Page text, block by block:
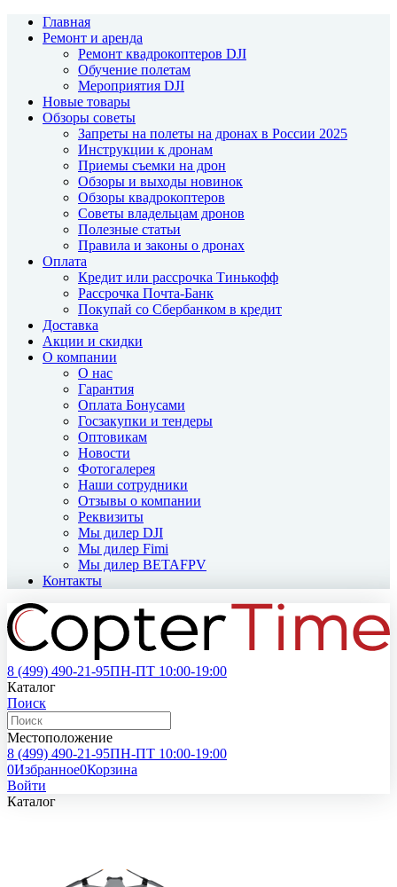
Главная
Ремонт и аренда
Ремонт квадрокоптеров DJI
Обучение полетам
Мероприятия DJI
Новые товары
Обзоры советы
Запреты на полеты на дронах в России 2025
Инструкции к дронам
Приемы съемки на дрон
Обзоры и выходы новинок
Обзоры квадрокоптеров
Советы владельцам дронов
Полезные статьи
Правила и законы о дронах
Оплата
Кредит или рассрочка Тинькофф
Рассрочка Почта-Банк
Покупай со Сбербанком в кредит
Доставка
Акции и скидки
О компании
О нас
Гарантия
Оплата Бонусами
Госзакупки и тендеры
Оптовикам
Новости
Фотогалерея
Наши сотрудники
Отзывы о компании
Реквизиты
Мы дилер DJI
Мы дилер Fimi
Мы дилер BETAFPV
Контакты
8 (499) 490-21-95ПН-ПТ 10:00-19:00
Каталог
Поиск
Местоположение
8 (499) 490-21-95ПН-ПТ 10:00-19:00
0Избранное0Корзина
Войти
Каталог